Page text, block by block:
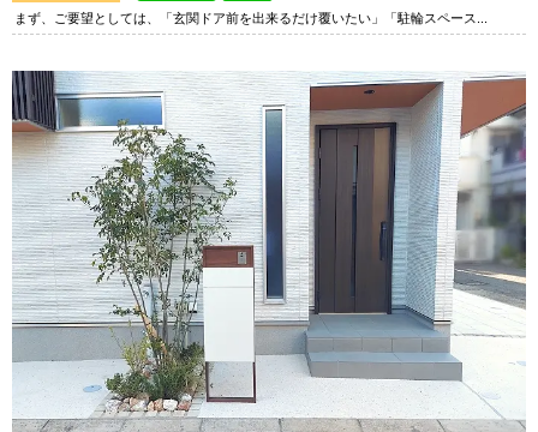
まず、ご要望としては、「玄関ドア前を出来るだけ覆いたい」「駐輪スペース...